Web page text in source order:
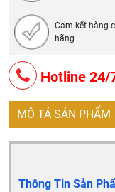
Cam kết hàng
hãng
Hotline 24/
MÔ TẢ SẢN PHẨM
Thông Tin Sản